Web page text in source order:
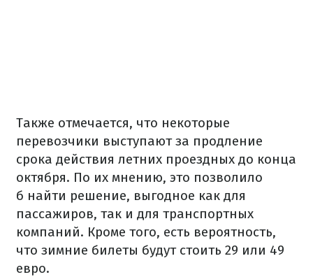
Также отмечается, что некоторые
перевозчики выступают за продление
срока действия летних проездных до конца
октября. По их мнению, это позволило
б найти решение, выгодное как для
пассажиров, так и для транспортных
компаний. Кроме того, есть вероятность,
что зимние билеты будут стоить 29 или 49
евро.